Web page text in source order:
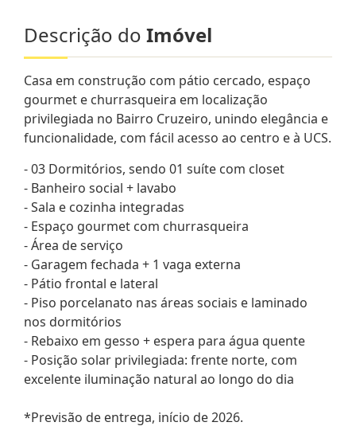
Descrição do Imóvel
Casa em construção com pátio cercado, espaço
gourmet e churrasqueira em localização
privilegiada no Bairro Cruzeiro, unindo elegância e
funcionalidade, com fácil acesso ao centro e à UCS.
- 03 Dormitórios, sendo 01 suíte com closet
- Banheiro social + lavabo
- Sala e cozinha integradas
- Espaço gourmet com churrasqueira
- Área de serviço
- Garagem fechada + 1 vaga externa
- Pátio frontal e lateral
- Piso porcelanato nas áreas sociais e laminado
nos dormitórios
- Rebaixo em gesso + espera para água quente
- Posição solar privilegiada: frente norte, com
excelente iluminação natural ao longo do dia
*Previsão de entrega, início de 2026.